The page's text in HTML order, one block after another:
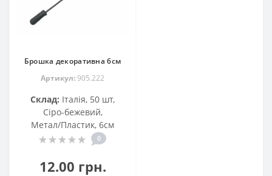
Брошка декоративна 6см
Артикул:905.222
Склад: Італія, 50 шт,
Сіро-бежевий,
Метал/Пластик, 6см
0
12.00 грн.